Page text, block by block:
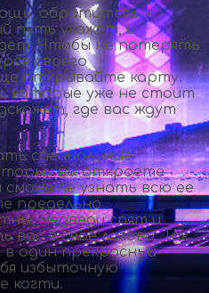
обратитесь к
путь укажет, и
Чтобы не потерять
своего
открывайте карту.
которые уже не стоит
где вас ждут
специальные
вы откроете
сможете узнать всю ее
предельно
медведи спят и
вас в свое логово. Так
в один прекрасный
избыточную
когти.